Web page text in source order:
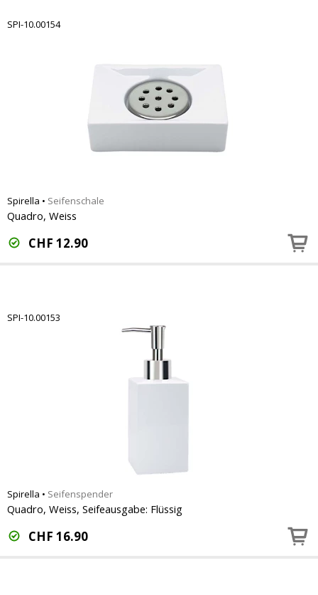
SPI-10.00154
Spirella • Seifenschale
Quadro, Weiss
CHF 12.90
SPI-10.00153
Spirella • Seifenspender
Quadro, Weiss, Seifeausgabe: Flüssig
CHF 16.90